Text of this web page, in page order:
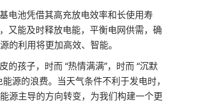
电池凭借其高充放电效率和长使用寿
又能及时释放电能，平衡电网供需，确
的利用将更加高效、智能。
孩子，时而 “热情满满”，时而 “沉默
源的浪费。当天气条件不利于发电时，
源主导的方向转变，为我们构建一个更